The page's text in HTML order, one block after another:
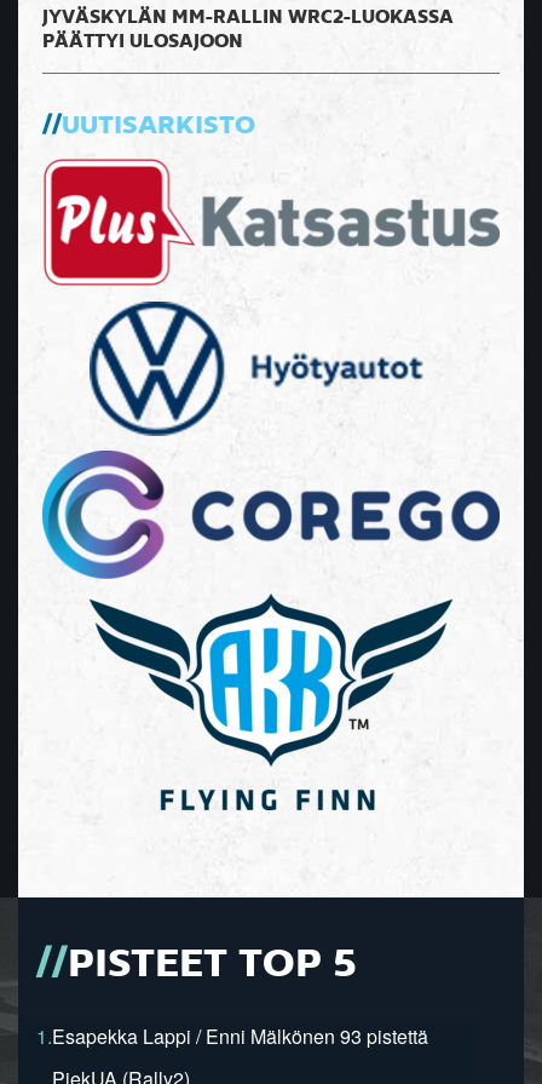
JYVÄSKYLÄN MM-RALLIN WRC2-LUOKASSA
PÄÄTTYI ULOSAJOON
UUTISARKISTO
PISTEET TOP 5
1.Esapekka Lappi / Enni Mälkönen 93 pistettä
PiekUA (Rally2)